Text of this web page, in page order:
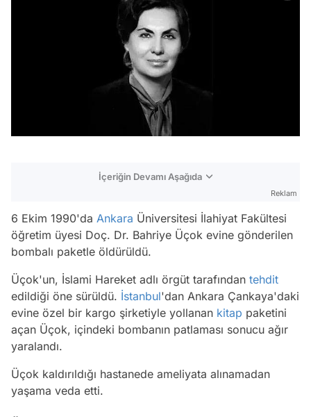
İçeriğin Devamı Aşağıda
Reklam
6 Ekim 1990'da Ankara Üniversitesi İlahiyat Fakültesi
öğretim üyesi Doç. Dr. Bahriye Üçok evine gönderilen
bombalı paketle öldürüldü.
Üçok'un, İslami Hareket adlı örgüt tarafından tehdit
edildiği öne sürüldü. İstanbul'dan Ankara Çankaya'daki
evine özel bir kargo şirketiyle yollanan kitap paketini
açan Üçok, içindeki bombanın patlaması sonucu ağır
yaralandı.
Üçok kaldırıldığı hastanede ameliyata alınamadan
yaşama veda etti.